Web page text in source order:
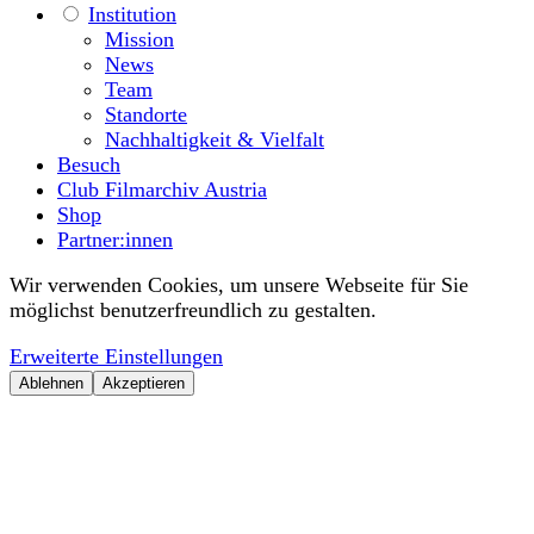
Institution
Mission
News
Team
Standorte
Nachhaltigkeit & Vielfalt
Besuch
Club Filmarchiv Austria
Shop
Partner:innen
Wir verwenden Cookies, um unsere Webseite für Sie
möglichst benutzerfreundlich zu gestalten.
Erweiterte Einstellungen
Ablehnen Akzeptieren